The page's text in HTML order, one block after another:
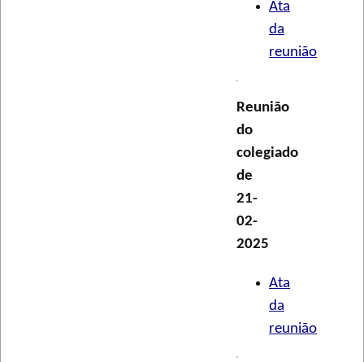
Ata
da
reunião
Reunião
do
colegiado
de
21-
02-
2025
Ata
da
reunião